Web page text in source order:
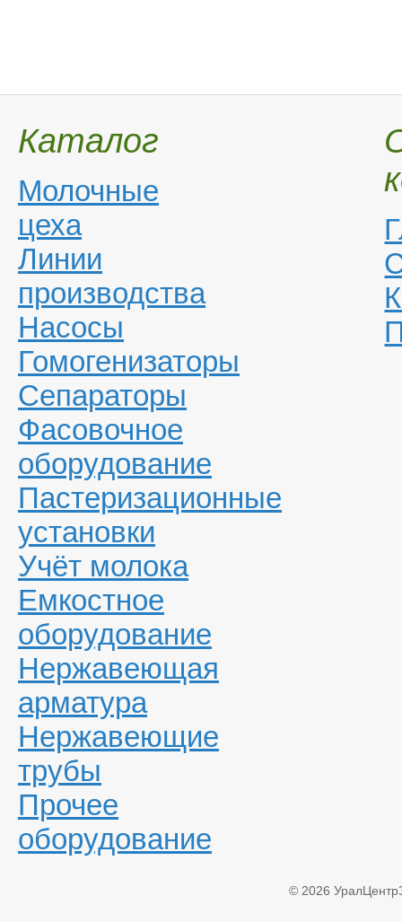
Каталог
Молочные
цеха
Линии
производства
Насосы
Гомогенизаторы
Сепараторы
Фасовочное
оборудование
Пастеризационные
установки
Учёт молока
Емкостное
оборудование
Нержавеющая
арматура
Нержавеющие
трубы
Прочее
оборудование
© 2026